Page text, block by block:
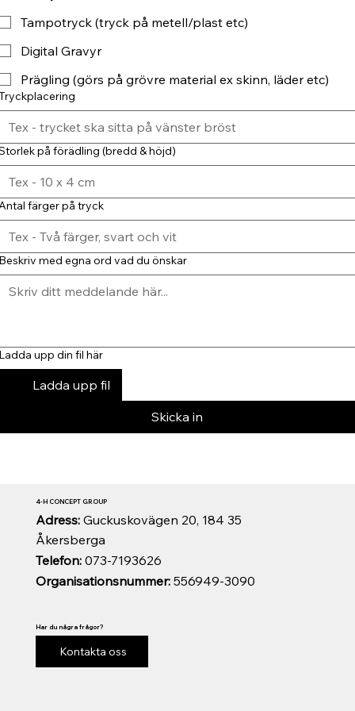
Tampotryck (tryck på metell/plast etc)
Digital Gravyr
Prägling (görs på grövre material ex skinn, läder etc)
på förädling (bredd & höjd)
färger på tryck
med egna ord vad du önskar
upp din fil här
Ladda upp fil
Skicka in
Organisationsnummer:556949-3090
Telefon:073-7193626
Adress: Guckuskovägen 20, 184 35
Åkersberga
4-H CONCEPT GROUP
Har du några frågor?
Kontakta oss